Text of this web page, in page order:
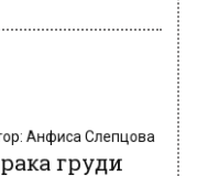
груди
с